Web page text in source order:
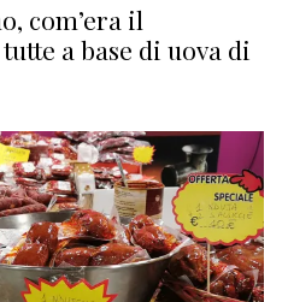
com’era il
a base di uova di